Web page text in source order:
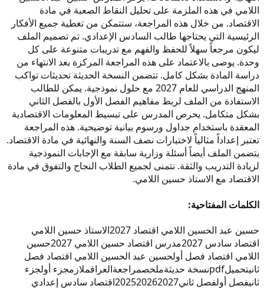
اللامي في هذه الملزمة على تحليل النقاط الصعبة في مادة
الاقتصاد. من خلال هذه المراجعة، ستتمكن من تغطية جميع الأفكار
الرئيسية التي يحتاجها طالب السادس الإعدادي. تم تصميم الملف
ليكون مرجعاً سهلاً للحفظ والفهم مع تدريبات متنوعة على كل
وحدة. يوصى بالاعتماد على هذه المراجعة المركزة بعد الانتهاء من
دراسة المادة بشكل كامل. تتضمن النسخة الحديثة تحديثات تواكب
المنهج الدراسي للعام 2027 مع حلول نموذجية. يمكن للطالب
الاستفادة من الملف لربط مفاهيم الفصل الأول بالفصل الثاني
بشكل متكامل. يحرص المدرس على تبسيط المعلومات الاقتصادية
المعقدة باستخدام جداول ورسوم بيانية توضيحية. هذه المراجعة
تعتبر إعداداً مثالياً لاختبارات نصف السنة والنهائية في مادة الاقتصاد.
يتضمن الملف أيضاً أسئلة وزارية سابقة مع الإجابات النموذجية
لزيادة التدريب والثقة. نتمنى لجميع الطلاب النجاح والتفوق في مادة
الاقتصاد مع الاستاذ حسين اللامي.
الكلمات المفتاحية:
حسين عبد الحسين اللامي اقتصاد 2027
الاستاذ حسين اللامي
اقتصاد سادس 2027
مدرس اقتصاد حسين اللامي 2027
حسين
اللامي اقتصاد فصل أولحسين عبد الحسين اللامي اقتصاد فصل
ثانيتحميلpdfنسخة حديثةملخصمراجعةالعراقملازمجزء أولجزء
ثانيفصل أولفصل ثاني 202520262027 اقتصاد سادس إعدادي